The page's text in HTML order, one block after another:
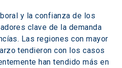
y la confianza de los
clave de la demanda
Las regiones con mayor
tendieron con los casos
han tendido más en